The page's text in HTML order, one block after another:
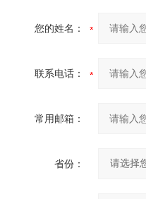
您的姓名：
联系电话：
常用邮箱：
省份：